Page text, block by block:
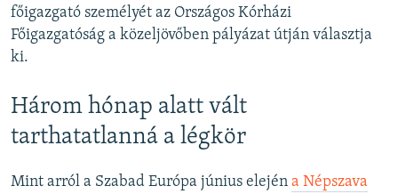
főigazgató személyét az Országos Kórházi
Főigazgatóság a közeljövőben pályázat útján választja
ki.
Három hónap alatt vált
tarthatatlanná a légkör
Mint arról a Szabad Európa június elején a Népszava